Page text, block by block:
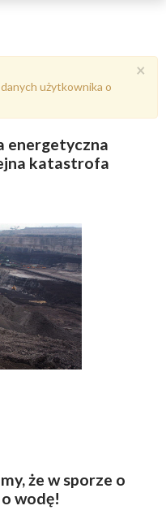
×
danych użytkownika o
energetyczna
katastrofa
że w sporze o
wodę!